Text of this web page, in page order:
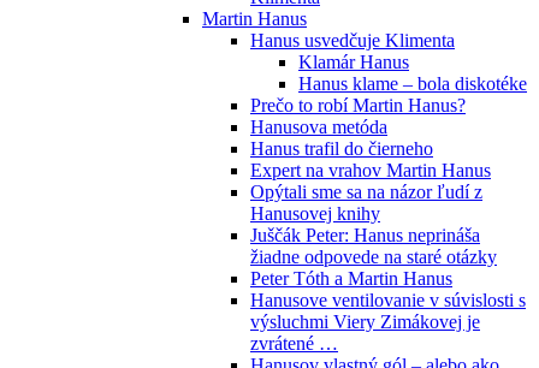
Martin Hanus
Hanus usvedčuje Klimenta
Klamár Hanus
Hanus klame – bola diskotéke
Prečo to robí Martin Hanus?
Hanusova metóda
Hanus trafil do čierneho
Expert na vrahov Martin Hanus
Opýtali sme sa na názor ľudí z
Hanusovej knihy
Juščák Peter: Hanus neprináša
žiadne odpovede na staré otázky
Peter Tóth a Martin Hanus
Hanusove ventilovanie v súvislosti s
výsluchmi Viery Zimákovej je
zvrátené …